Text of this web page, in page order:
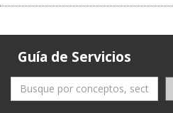
Guía de Servicios